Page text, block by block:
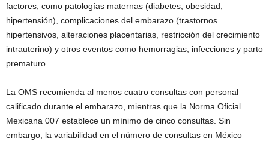
factores, como patologías maternas (diabetes, obesidad,
hipertensión), complicaciones del embarazo (trastornos
hipertensivos, alteraciones placentarias, restricción del crecimiento
intrauterino) y otros eventos como hemorragias, infecciones y parto
prematuro.
La OMS recomienda al menos cuatro consultas con personal
calificado durante el embarazo, mientras que la Norma Oficial
Mexicana 007 establece un mínimo de cinco consultas. Sin
embargo, la variabilidad en el número de consultas en México